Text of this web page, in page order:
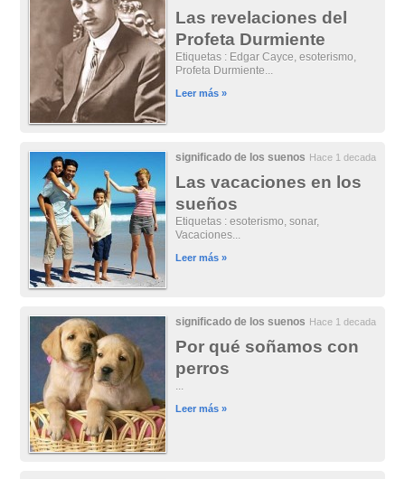
Las revelaciones del
Profeta Durmiente
Etiquetas : Edgar Cayce, esoterismo,
Profeta Durmiente...
Leer más »
significado de los suenos Hace 1 decada
Las vacaciones en los
sueños
Etiquetas : esoterismo, sonar,
Vacaciones...
Leer más »
significado de los suenos Hace 1 decada
Por qué soñamos con
perros
...
Leer más »